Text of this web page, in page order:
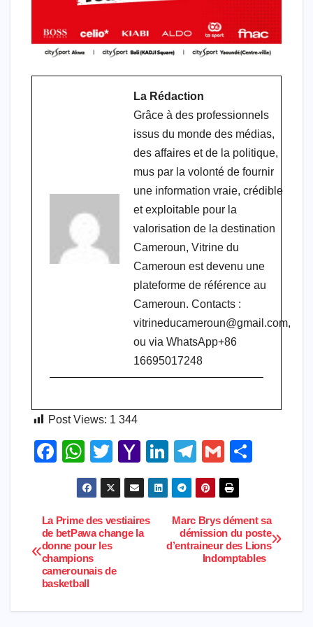
La Rédaction
Grâce à des professionnels
issus du monde des médias,
des affaires et de la politique,
mus par la volonté de fournir
une information vraie, crédible
et exploitable pour la
valorisation de la destination
Cameroun, Vitrine du
Cameroun est devenu une
plateforme de référence au
Cameroun. Contacts :
vitrineducameroun@gmail.com,
ou via WhatsApp+86
16695017248
Post Views: 1 344
F
e
b
o
o
k
W
h
at
s
A
p
p
T
wi
tt
er
Y
a
h
o
o
Li
n
k
e
dI
T
el
e
gr
a
m
G
m
ail
e
Navigation
de
l’article
Marc Brys dément sa
démission du poste
d’entraineur des Lions
Indomptables
La Prime des vestiaires
de betPawa change la
donne pour les
champions
camerounais de
basketball